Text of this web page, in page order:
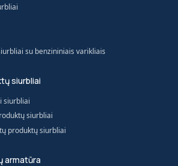
su benzininiais varikliais
siurbliai
siurbliai
siurbliai
produktų siurbliai
armatūra